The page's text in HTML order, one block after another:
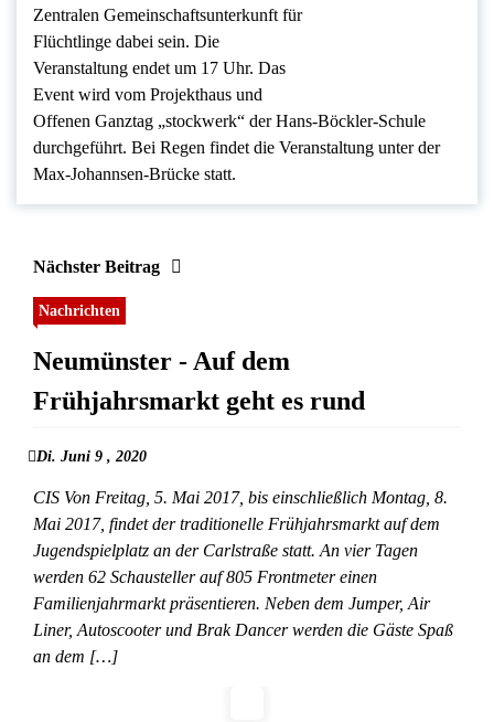
Zentralen Gemeinschaftsunterkunft für
Flüchtlinge dabei sein. Die
Veranstaltung endet um 17 Uhr. Das
Event wird vom Projekthaus und
Offenen Ganztag „stockwerk“ der Hans-Böckler-Schule
durchgeführt. Bei Regen findet die Veranstaltung unter der
Max-Johannsen-Brücke statt.
Nächster Beitrag
Nachrichten
Neumünster - Auf dem
Frühjahrsmarkt geht es rund
Di. Juni 9 , 2020
CIS Von Freitag, 5. Mai 2017, bis einschließlich Montag, 8.
Mai 2017, findet der traditionelle Frühjahrsmarkt auf dem
Jugendspielplatz an der Carlstraße statt. An vier Tagen
werden 62 Schausteller auf 805 Frontmeter einen
Familienjahrmarkt präsentieren. Neben dem Jumper, Air
Liner, Autoscooter und Brak Dancer werden die Gäste Spaß
an dem […]